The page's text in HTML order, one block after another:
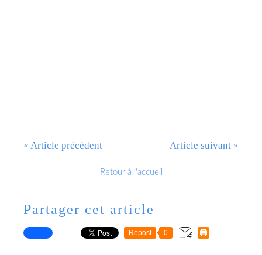
« Article précédent Article suivant »
Retour à l'accueil
Partager cet article
Repost 0